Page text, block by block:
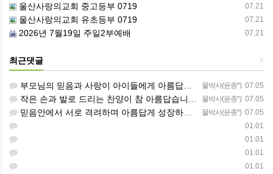
07.21
울산사랑의교회 중고등부 0719
07.21
울산사랑의교회 유초등부 0719
07.21
2026년 7월19일 주일2부예배
+
최근댓글
물박사(윤종*) 07.05
부모님의 믿음과 사랑이 아이들에게 아름답게 이어지길 축복합니다
물박사(윤종*) 07.05
작은 손과 발로 드리는 찬양이 참 아름답습니다 하나님의 사랑이 늘 함께하길 기도합니다
물박사(윤종*) 07.05
믿음안에서 서로 격려하며 아름답게 성장하는 중고등부가 되길 응원합니다
01.01
01.01
01.01
01.01